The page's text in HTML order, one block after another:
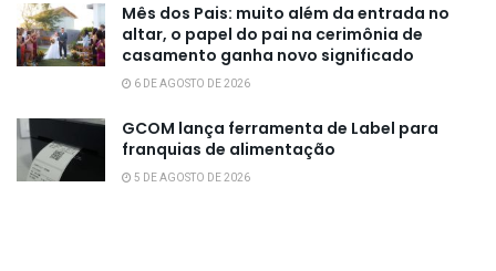
Mês dos Pais: muito além da entrada no
altar, o papel do pai na cerimônia de
casamento ganha novo significado
6 DE AGOSTO DE 2026
GCOM lança ferramenta de Label para
franquias de alimentação
5 DE AGOSTO DE 2026